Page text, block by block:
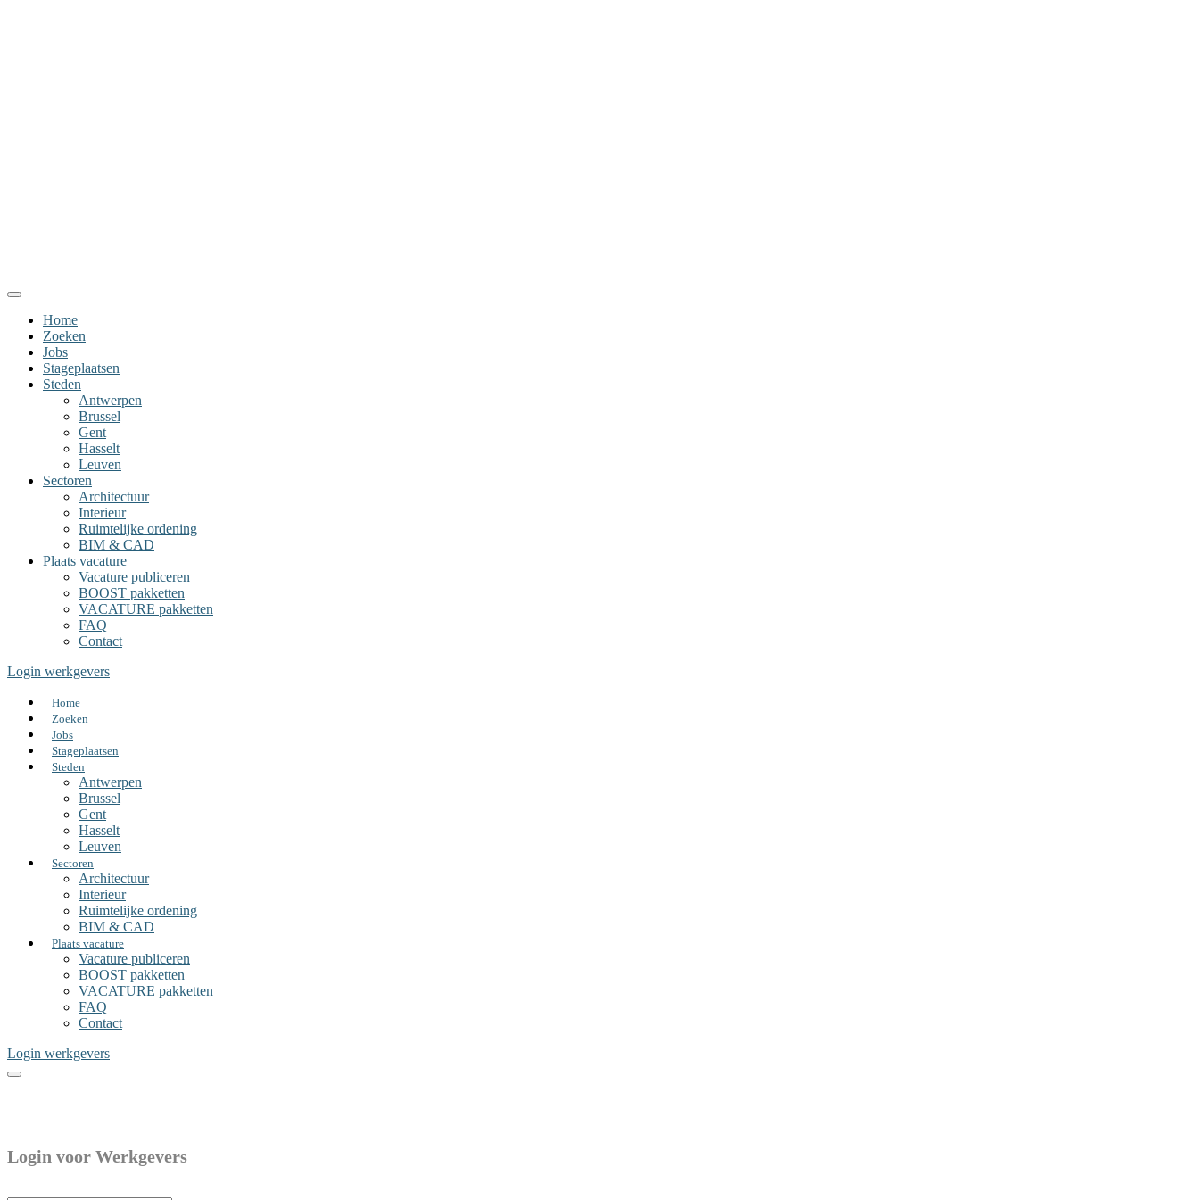
Home
Zoeken
Jobs
Stageplaatsen
Steden
Antwerpen
Brussel
Gent
Hasselt
Leuven
Sectoren
Architectuur
Interieur
Ruimtelijke ordening
BIM & CAD
Plaats vacature
Vacature publiceren
BOOST pakketten
VACATURE pakketten
FAQ
Contact
Login werkgevers
Home
Zoeken
Jobs
Stageplaatsen
Steden
Antwerpen
Brussel
Gent
Hasselt
Leuven
Sectoren
Architectuur
Interieur
Ruimtelijke ordening
BIM & CAD
Plaats vacature
Vacature publiceren
BOOST pakketten
VACATURE pakketten
FAQ
Contact
Login werkgevers
Login voor Werkgevers